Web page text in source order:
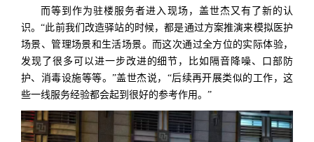
而等到作为驻楼服务者进入现场，盖世杰又有了新的认
识。“此前我们改造驿站的时候，都是通过方案推演来模拟医护
场景、管理场景和生活场景。而这次通过全方位的实际体验，
发现了很多可以进一步改进的细节，比如隔音降噪、口部防
护、消毒设施等等。”盖世杰说，“后续再开展类似的工作，这
些一线服务经验都会起到很好的参考作用。”